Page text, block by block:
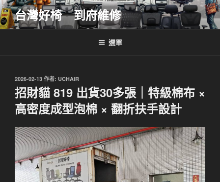
跳
至
主
台灣好椅 到府維修
選單
發
佈
於
2026-02-13 作者: UCHAIR
招財貓 819 出貨30多張｜特級棉布 ×
高密度成型泡棉 × 翻折扶手設計